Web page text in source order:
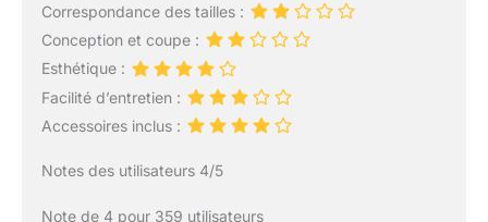
Correspondance des tailles :
Conception et coupe :
Esthétique :
Facilité d’entretien :
Accessoires inclus :
Notes des utilisateurs 4/5
Note de 4 pour 359 utilisateurs